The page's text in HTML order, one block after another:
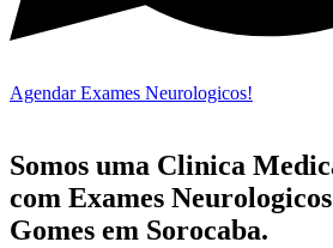
Agendar Exames Neurologicos!
Somos uma Clinica
com Exames
Gomes em Sorocaba.